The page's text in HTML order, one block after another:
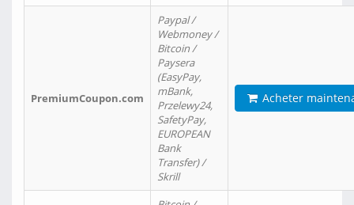
PremiumCoupon.com
Paypal /
Webmoney /
Bitcoin /
Paysera
(EasyPay,
mBank,
Przelewy24,
SafetyPay,
EUROPEAN
Bank
Transfer) /
Skrill
Acheter